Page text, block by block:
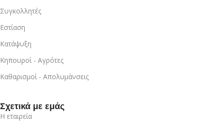
Συγκολλητές
Εστίαση
Κατάψυξη
Κηπουροί - Αγρότες
Καθαρισμοί - Απολυμάνσεις
Σχετικά με εμάς
Η εταιρεία